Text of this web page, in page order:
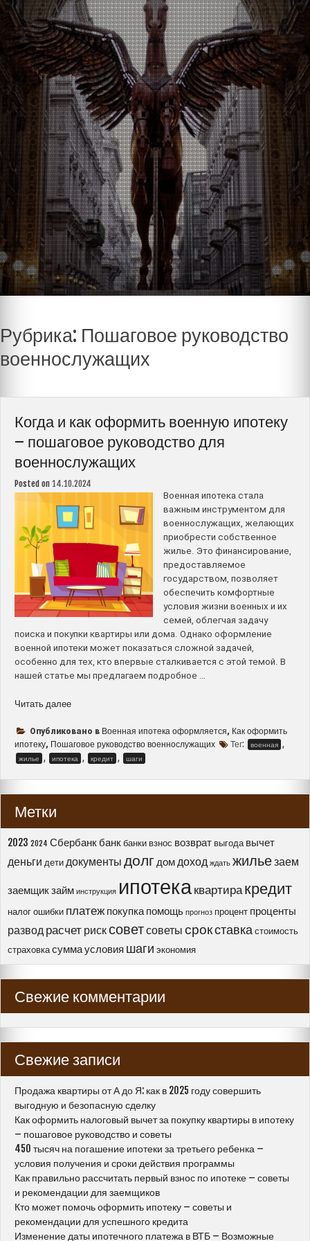
Рубрика: Пошаговое руководство
военнослужащих
Когда и как оформить военную ипотеку
– пошаговое руководство для
военнослужащих
Posted on 14.10.2024
Военная ипотека стала
важным инструментом для
военнослужащих, желающих
приобрести собственное
жилье. Это финансирование,
предоставляемое
государством, позволяет
обеспечить комфортные
условия жизни военных и их
семей, облегчая задачу
поиска и покупки квартиры или дома. Однако оформление
военной ипотеки может показаться сложной задачей,
особенно для тех, кто впервые сталкивается с этой темой. В
нашей статье мы предлагаем подробное …
Читать далее“Когда
как
оформить
военную
для
военнослужащих”
Опубликовано в Военная ипотека оформляется, Как оформить
ипотеку, Пошаговое руководство военнослужащих Тег: военная ,
жилье , ипотека , кредит , шаги
Метки
2023 2024 Сбербанкбанкбанки взнос возврат выгода вычет
деньги детидокументы долг домдоход ждать жильезаем
заемщикзайм инструкция ипотекаквартиракредит
налогошибки платеж покупка помощь прогноз процент проценты
развод расчет рисксоветсоветы срокставка стоимость
страховкасуммаусловия шаги экономия
Свежие комментарии
Свежие записи
Продажа квартиры от А до Я: как в 2025 году совершить
выгодную и безопасную сделку
Как оформить налоговый вычет за покупку квартиры в ипотеку
– пошаговое руководство и советы
450 тысяч на погашение ипотеки за третьего ребенка –
условия получения и сроки действия программы
Как правильно рассчитать первый взнос по ипотеке – советы
и рекомендации для заемщиков
Кто может помочь оформить ипотеку – советы и
рекомендации для успешного кредита
Изменение даты ипотечного платежа в ВТБ – Возможные